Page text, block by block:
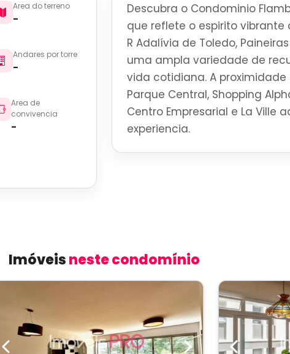
Area do terreno
-
Andares por torre
-
Area de
convivencia
-
Descubra o Condominio
que reflete o espirito vibrante
R Adalívia de Toledo,
uma ampla variedade de
vida cotidiana. A
Parque Central, Shopping
Centro Empresarial e La Ville
experiencia.
Imóveisneste condomínio